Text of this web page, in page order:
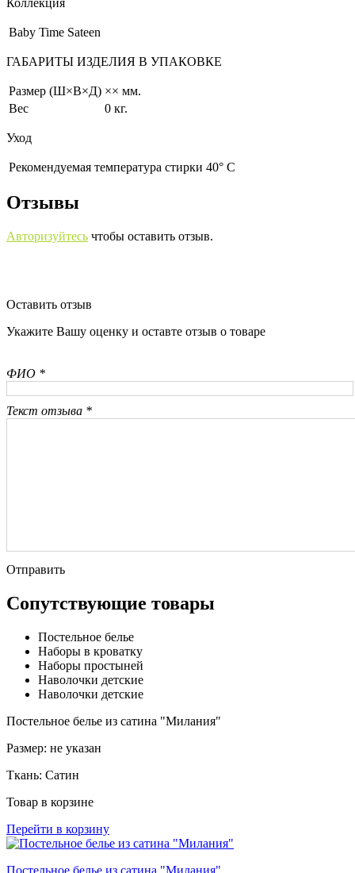
Baby Time Sateen
ГАБАРИТЫ ИЗДЕЛИЯ В УПАКОВКЕ
Размер (Ш×В×Д) ×× мм.
Вес
0 кг.
Уход
Рекомендуемая температура стирки 40° С
Отзывы
Авторизуйтесь чтобы оставить отзыв.
Оставить отзыв
Укажите Вашу оценку и оставте отзыв о товаре
ФИО *
Текст отзыва *
Отправить
Сопутствующие товары
Постельное белье
Наборы в кроватку
Наборы простыней
Наволочки детские
Наволочки детские
Постельное белье из сатина "Милания"
Размер: не указан
Ткань: Сатин
Товар в корзине
Перейти в корзину